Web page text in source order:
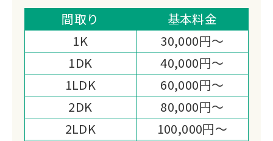
ィアも積極的に行い、地域に根ざした
「人にやさしい」サービスを実践してい
ます。
間取り
基本料金
1K
30,000円～
1DK
40,000円～
1LDK
60,000円～
2DK
80,000円～
2LDK
100,000円～